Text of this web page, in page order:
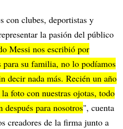
con clubes, deportistas y
la pasión del público
Messi nos escribió por
su familia, no lo podíamos
decir nada más. Recién un año
foto con nuestras ojotas, todo
para nosotros", cuenta
creadores de la firma junto a